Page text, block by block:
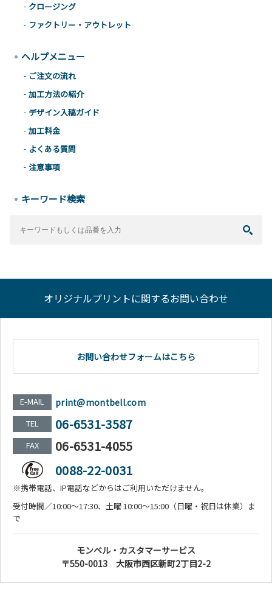
クロージング
ファクトリー・アウトレット
ヘルプメニュー
ご注文の流れ
加工方法の紹介
デザイン入稿ガイド
加工料金
よくある質問
注意事項
キーワード検索
オリジナルプリントに関するお問い合わせ
お問い合わせフォームはこちら
E-MAIL print@montbell.com
TEL 06-6531-3587
FAX
06-6531-4055
0088-22-0031
※携帯電話、IP電話などからはご利用いただけません。
受付時間／10:00～17:30、土曜 10:00～15:00（日曜・祝日は休業）ま
で
モンベル・カスタマーサービス
〒550-0013 大阪市西区新町2丁目2-2